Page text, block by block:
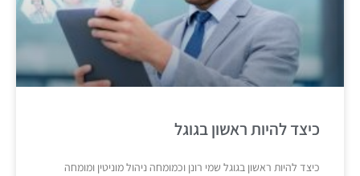
כיצד להיות ראשון בגוגל
כיצד להיות ראשון בגוגל שמי רונן וכמומחה ניהול מוניטין ומומחה